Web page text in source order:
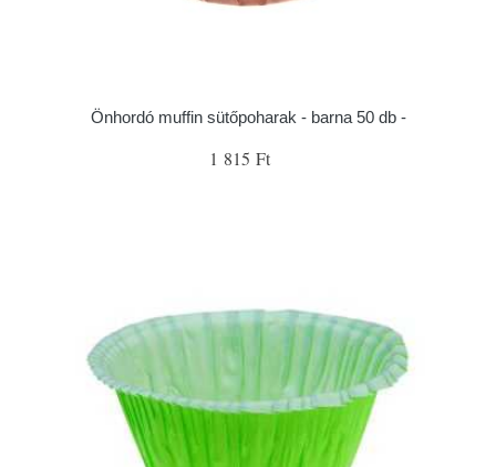
Önhordó muffin sütőpoharak - barna 50 db -
1 815 Ft